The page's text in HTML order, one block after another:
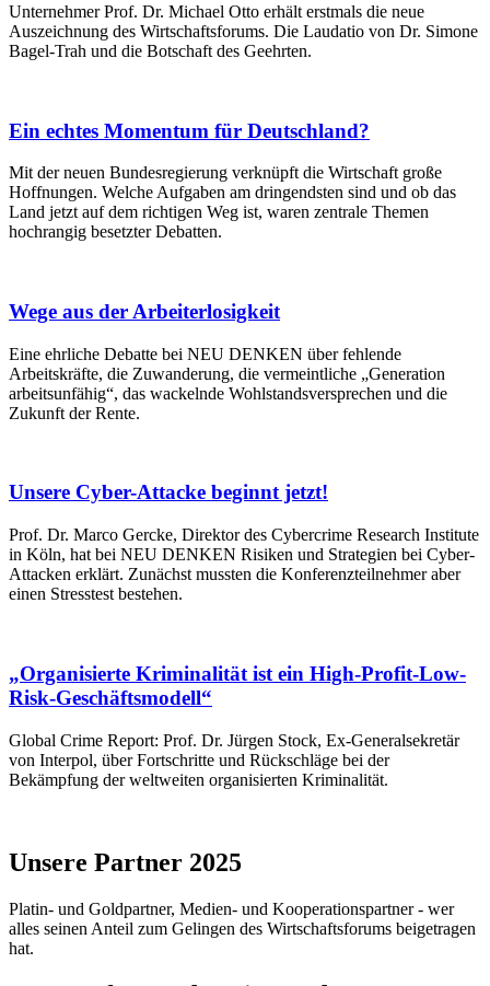
Unternehmer Prof. Dr. Michael Otto erhält erstmals die neue
Auszeichnung des Wirtschaftsforums. Die Laudatio von Dr. Simone
Bagel-Trah und die Botschaft des Geehrten.
Ein echtes Momentum für Deutschland?
Mit der neuen Bundesregierung verknüpft die Wirtschaft große
Hoffnungen. Welche Aufgaben am dringendsten sind und ob das
Land jetzt auf dem richtigen Weg ist, waren zentrale Themen
hochrangig besetzter Debatten.
Wege aus der Arbeiterlosigkeit
Eine ehrliche Debatte bei NEU DENKEN über fehlende
Arbeitskräfte, die Zuwanderung, die vermeintliche „Generation
arbeitsunfähig“, das wackelnde Wohlstandsversprechen und die
Zukunft der Rente.
Unsere Cyber-Attacke beginnt jetzt!
Prof. Dr. Marco Gercke, Direktor des Cybercrime Research Institute
in Köln, hat bei NEU DENKEN Risiken und Strategien bei Cyber-
Attacken erklärt. Zunächst mussten die Konferenzteilnehmer aber
einen Stresstest bestehen.
„Organisierte Kriminalität ist ein High-Profit-Low-
Risk-Geschäftsmodell“
Global Crime Report: Prof. Dr. Jürgen Stock, Ex-Generalsekretär
von Interpol, über Fortschritte und Rückschläge bei der
Bekämpfung der weltweiten organisierten Kriminalität.
Unsere Partner 2025
Platin- und Goldpartner, Medien- und Kooperationspartner - wer
alles seinen Anteil zum Gelingen des Wirtschaftsforums beigetragen
hat.